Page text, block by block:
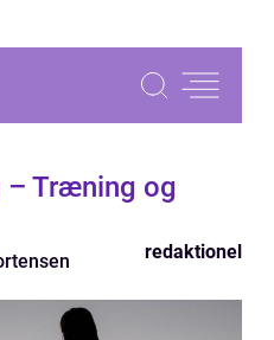
– Træning og
redaktionel